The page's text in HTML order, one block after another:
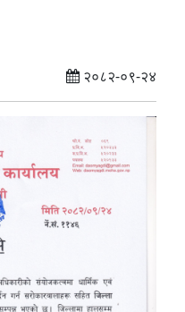
२०८२-०९-२४